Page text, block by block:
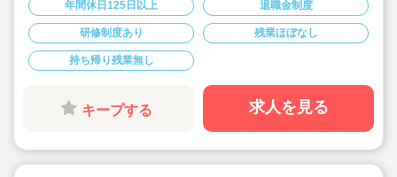
◇産休・育休からの復帰（男性の育休実績あり）、時短
勤務実績多数で働きやすい職場です
◇ヘアカラーは自由。髪色の制限なし。
◇20代で経験少ない方もノビノビ働きやすい環境
◇書き物のICT化も進めており持ち帰り業務/残業ほぼな
し。
◇残業した場合の代は1分単位で支給されます
◇子どもが自分の意志や感情を尊重され、自分で選択し
ていくことをあたたかく見守り、子どもが主体の保育を
◇無垢の木を使った園舎。優しくぬくもりのあるおうち
のような保育園
年間休日125日以上 退職金制度
研修制度あり 残業ほぼなし
持ち帰り残業無し
キープする 求人を見る